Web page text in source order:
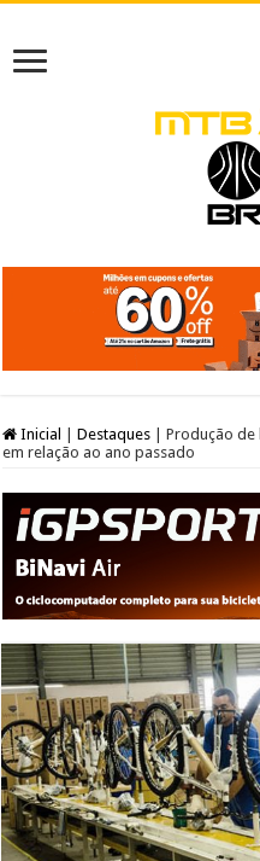
Inicial Destaques
Produção de
em relação ao ano passado